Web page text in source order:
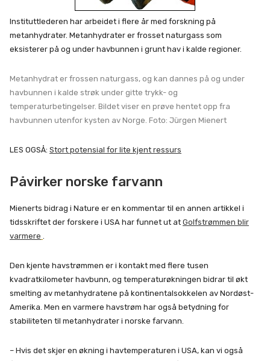
Instituttlederen har arbeidet i flere år med forskning på
metanhydrater. Metanhydrater er frosset naturgass som
eksisterer på og under havbunnen i grunt hav i kalde regioner.
Metanhydrat er frossen naturgass, og kan dannes på og under
havbunnen i kalde strøk under gitte trykk- og
temperaturbetingelser. Bildet viser en prøve hentet opp fra
havbunnen utenfor kysten av Norge. Foto: Jürgen Mienert
LES OGSÅ: Stort potensial for lite kjent ressurs
Påvirker norske farvann
Mienerts bidrag i Nature er en kommentar til en annen artikkel i
tidsskriftet der forskere i USA har funnet ut at Golfstrømmen blir
varmere .
Den kjente havstrømmen er i kontakt med flere tusen
kvadratkilometer havbunn, og temperaturøkningen bidrar til økt
smelting av metanhydratene på kontinentalsokkelen av Nordøst-
Amerika. Men en varmere havstrøm har også betydning for
stabiliteten til metanhydrater i norske farvann.
– Hvis det skjer en økning i havtemperaturen i USA, kan vi også